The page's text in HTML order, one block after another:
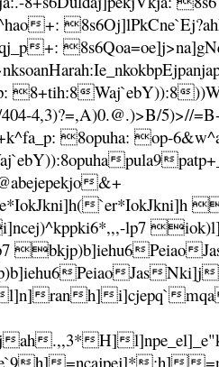
+:
+:
8+tih:8Waj`ebY)):8
4,3)?=,A)0.@.)>B/5)>//
8opuha: op-
pula9
&+
`er*IokJkni]h
lp7
bkjp)b]iehu6Peiao
PeiaoJasNki]j
ranh]i]cjepq`mqa
ah.,,3*H]
h]=ncajpej]*:h]